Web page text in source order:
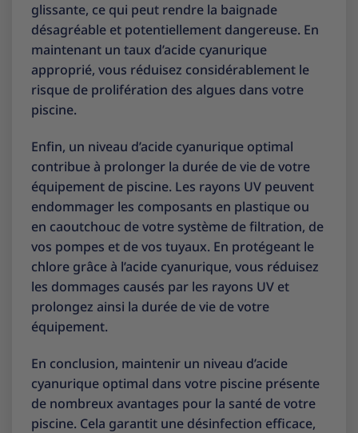
glissante, ce qui peut rendre la baignade
désagréable et potentiellement dangereuse. En
maintenant un taux d’acide cyanurique
approprié, vous réduisez considérablement le
risque de prolifération des algues dans votre
piscine.
Enfin, un niveau d’acide cyanurique optimal
contribue à prolonger la durée de vie de votre
équipement de piscine. Les rayons UV peuvent
endommager les composants en plastique ou
en caoutchouc de votre système de filtration, de
vos pompes et de vos tuyaux. En protégeant le
chlore grâce à l’acide cyanurique, vous réduisez
les dommages causés par les rayons UV et
prolongez ainsi la durée de vie de votre
équipement.
En conclusion, maintenir un niveau d’acide
cyanurique optimal dans votre piscine présente
de nombreux avantages pour la santé de votre
piscine. Cela garantit une désinfection efficace,